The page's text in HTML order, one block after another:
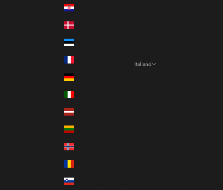
Croazia (EUR €)
Danimarca (DKK kr.)
Estonia (EUR €)
Francia (EUR €)
Germania (EUR €)
Italia (EUR €)
Lettonia (EUR €)
Lituania (EUR €)
Norvegia (EUR €)
Romania (RON Lei)
Slovenia (EUR €)
Italiano